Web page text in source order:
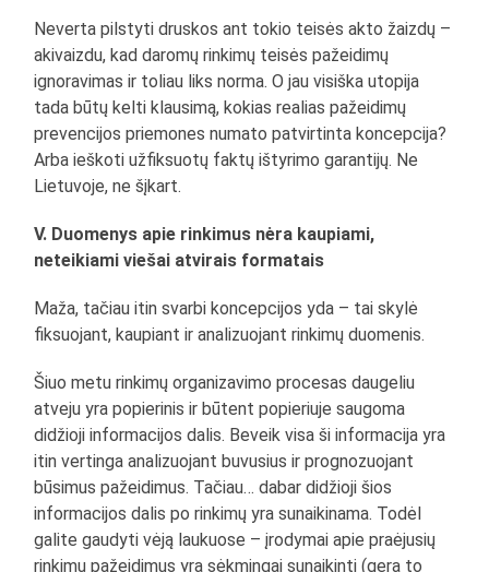
Neverta pilstyti druskos ant tokio teisės akto žaizdų –
akivaizdu, kad daromų rinkimų teisės pažeidimų
ignoravimas ir toliau liks norma. O jau visiška utopija
tada būtų kelti klausimą, kokias realias pažeidimų
prevencijos priemones numato patvirtinta koncepcija?
Arba ieškoti užfiksuotų faktų ištyrimo garantijų. Ne
Lietuvoje, ne šįkart.
V. Duomenys apie rinkimus nėra kaupiami,
neteikiami viešai atvirais formatais
Maža, tačiau itin svarbi koncepcijos yda – tai skylė
fiksuojant, kaupiant ir analizuojant rinkimų duomenis.
Šiuo metu rinkimų organizavimo procesas daugeliu
atveju yra popierinis ir būtent popieriuje saugoma
didžioji informacijos dalis. Beveik visa ši informacija yra
itin vertinga analizuojant buvusius ir prognozuojant
būsimus pažeidimus. Tačiau… dabar didžioji šios
informacijos dalis po rinkimų yra sunaikinama. Todėl
galite gaudyti vėją laukuose – įrodymai apie praėjusių
rinkimų pažeidimus yra sėkmingai sunaikinti (gera to